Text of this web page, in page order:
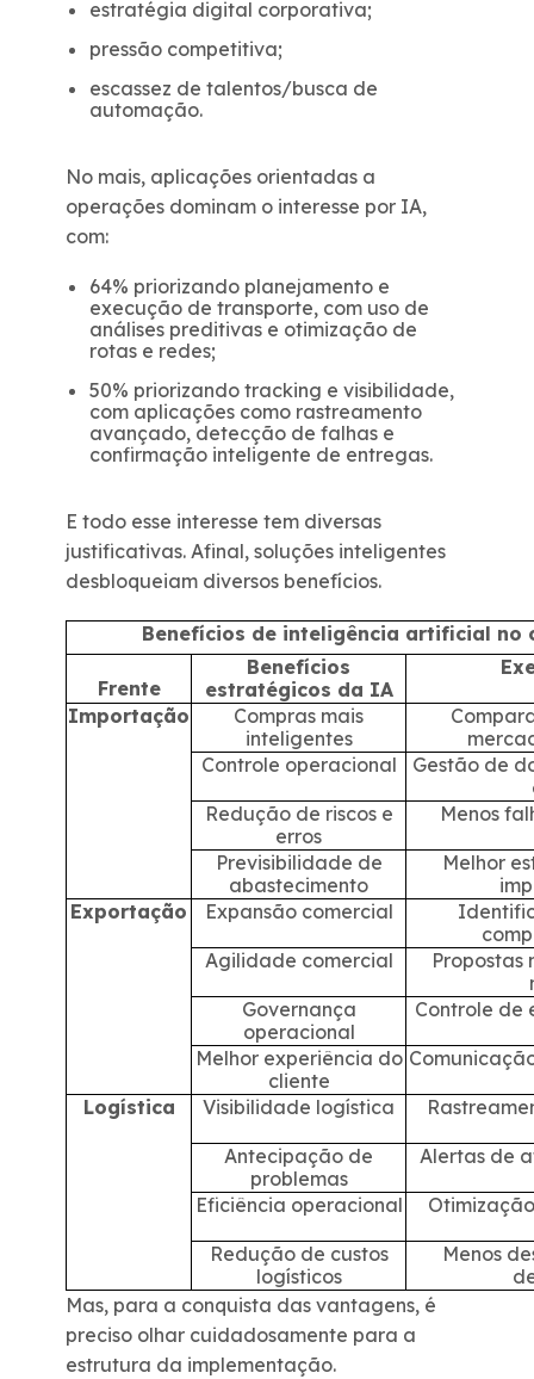
estratégia digital corporativa;
pressão competitiva;
escassez de talentos/busca de
automação.
No mais, aplicações orientadas a
operações dominam o interesse por IA,
com:
64% priorizando planejamento e
execução de transporte, com uso de
análises preditivas e otimização de
rotas e redes;
50% priorizando tracking e visibilidade,
com aplicações como rastreamento
avançado, detecção de falhas e
confirmação inteligente de entregas.
E todo esse interesse tem diversas
justificativas. Afinal, soluções inteligentes
desbloqueiam diversos benefícios.
Benefícios de inteligência artificial no
Frente
Benefícios
estratégicos da IA
Importação
Compras mais
inteligentes
Controle operacional
Gestão de
Redução de riscos e
erros
Menos
Previsibilidade de
abastecimento
Melhor
Exportação
Expansão comercial
Agilidade comercial
Propostas
Governança
operacional
Controle de
Melhor experiência do
cliente
Logística Visibilidade logística
Antecipação de
problemas
Alertas de
Eficiência operacional
Redução de custos
logísticos
Menos
Mas, para a conquista das vantagens, é
preciso olhar cuidadosamente para a
estrutura da implementação.